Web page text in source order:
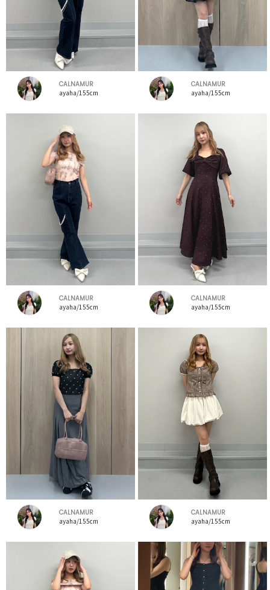
CALNAMUR
ayaha/155cm
CALNAMUR
ayaha/155cm
CALNAMUR
ayaha/155cm
CALNAMUR
ayaha/155cm
CALNAMUR
ayaha/155cm
CALNAMUR
ayaha/155cm